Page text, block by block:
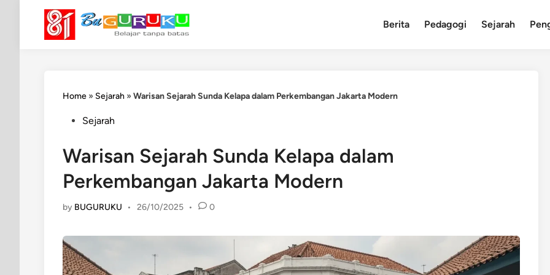
content
Berita Pedagogi Sejarah
Home » Sejarah »Warisan Sejarah Sunda Kelapa dalam Perkembangan Jakarta Modern
PostedSejarah
Warisan Sejarah Sunda Kelapa dalam
Perkembangan Jakarta Modern
by BUGURUKU • 26/10/2025 • 0